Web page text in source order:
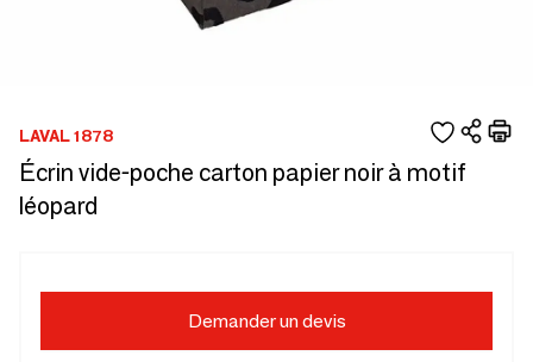
LAVAL 1878
Écrin vide-poche carton papier noir à motif
léopard
Demander un devis